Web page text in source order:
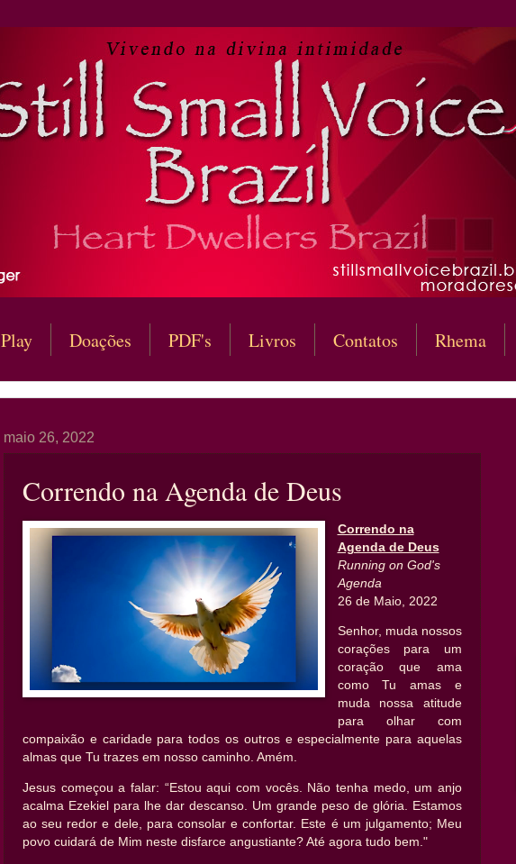
Play Doações PDF's Livros Contatos Rhema
maio 26, 2022
Correndo na Agenda de Deus
Correndo na
Agenda de Deus
Running on God's
Agenda
26 de Maio, 2022
Senhor, muda nossos
corações para um
coração que ama
como Tu amas e
muda nossa atitude
para olhar com
compaixão e caridade para todos os outros e especialmente para aquelas
almas que Tu trazes em nosso caminho. Amém.
Jesus começou a falar: “Estou aqui com vocês. Não tenha medo, um anjo
acalma Ezekiel para lhe dar descanso. Um grande peso de glória. Estamos
ao seu redor e dele, para consolar e confortar. Este é um julgamento; Meu
povo cuidará de Mim neste disfarce angustiante? Até agora tudo bem."